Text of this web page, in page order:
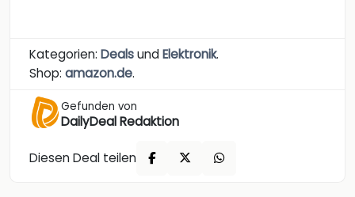
Kategorien: DealsundElektronik.
Shop: amazon.de.
Gefunden von
DailyDeal Redaktion
Diesen Deal teilen